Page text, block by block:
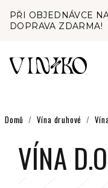
obsah
PŘI OBJEDNÁVCE
DOPRAVA ZDARMA!
Domů / Vína druhové /
VÍNA